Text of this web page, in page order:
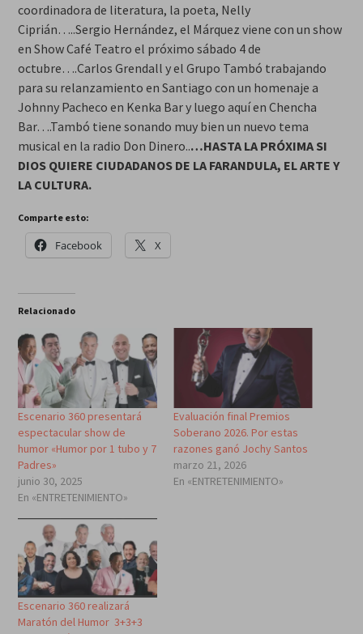
coordinadora de literatura, la poeta, Nelly
Ciprián…..Sergio Hernández, el Márquez viene con un show
en Show Café Teatro el próximo sábado 4 de
octubre….Carlos Grendall y el Grupo Tambó trabajando
para su relanzamiento en Santiago con un homenaje a
Johnny Pacheco en Kenka Bar y luego aquí en Chencha
Bar….Tambó tiene sonando muy bien un nuevo tema
musical en la radio Don Dinero..…HASTA LA PRÓXIMA SI
DIOS QUIERE CIUDADANOS DE LA FARANDULA, EL ARTE Y
LA CULTURA.
Comparte esto:
Facebook X
Relacionado
Escenario 360 presentará
espectacular show de
humor «Humor por 1 tubo y 7
Padres»
junio 30, 2025
En «ENTRETENIMIENTO»
Evaluación final Premios
Soberano 2026. Por estas
razones ganó Jochy Santos
marzo 21, 2026
En «ENTRETENIMIENTO»
Escenario 360 realizará
Maratón del Humor 3+3+3